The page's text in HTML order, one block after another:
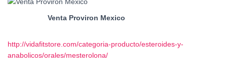
Venta Proviron Mexico
http://vidafitstore.com/categoria-producto/esteroides-y-
anabolicos/orales/mesterolona/